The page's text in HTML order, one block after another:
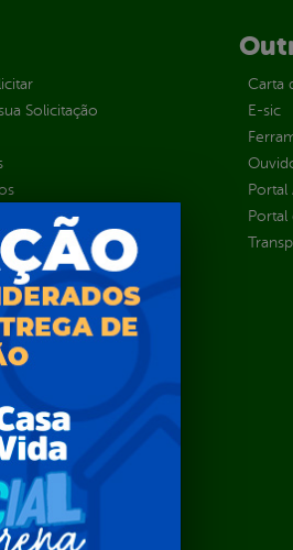
Solicitação
pedido
Carta
E-sic
Portal
Portal